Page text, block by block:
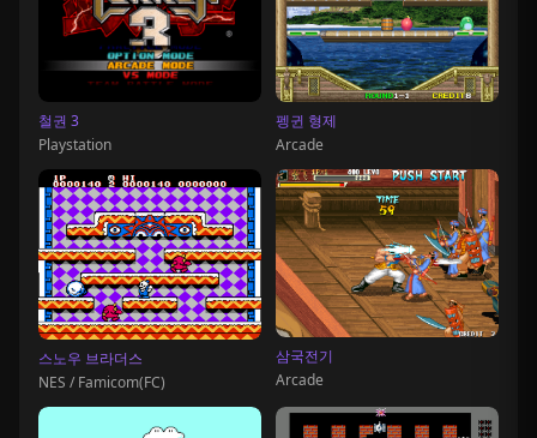
철권 3
Playstation
펭귄 형제
Arcade
스노우 브라더스
NES / Famicom(FC)
삼국전기
Arcade